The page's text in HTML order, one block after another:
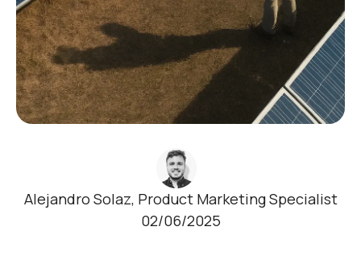
Alejandro Solaz, Product Marketing Specialist
02/06/2025